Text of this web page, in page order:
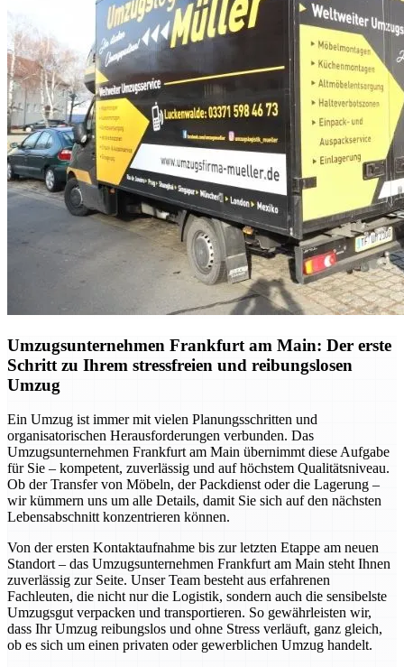
Umzugsunternehmen Frankfurt am Main: Der erste
Schritt zu Ihrem stressfreien und reibungslosen
Umzug
Ein Umzug ist immer mit vielen Planungsschritten und
organisatorischen Herausforderungen verbunden. Das
Umzugsunternehmen Frankfurt am Main übernimmt diese Aufgabe
für Sie – kompetent, zuverlässig und auf höchstem Qualitätsniveau.
Ob der Transfer von Möbeln, der Packdienst oder die Lagerung –
wir kümmern uns um alle Details, damit Sie sich auf den nächsten
Lebensabschnitt konzentrieren können.
Von der ersten Kontaktaufnahme bis zur letzten Etappe am neuen
Standort – das Umzugsunternehmen Frankfurt am Main steht Ihnen
zuverlässig zur Seite. Unser Team besteht aus erfahrenen
Fachleuten, die nicht nur die Logistik, sondern auch die sensibelste
Umzugsgut verpacken und transportieren. So gewährleisten wir,
dass Ihr Umzug reibungslos und ohne Stress verläuft, ganz gleich,
ob es sich um einen privaten oder gewerblichen Umzug handelt.